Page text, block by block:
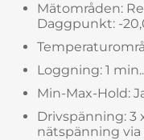
Mätområden:
Daggpunkt: -
Loggning: 1
Min-Max-Hold:
Drivspänning: 3
nätspänning via